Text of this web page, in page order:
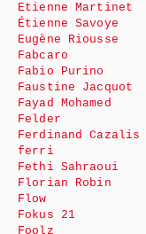
Etienne Martinet
Étienne Savoye
Eugène Riousse
Fabcaro
Fabio Purino
Faustine Jacquot
Fayad Mohamed
Felder
Ferdinand Cazalis
ferri
Fethi Sahraoui
Florian Robin
Flow
Fokus 21
Foolz